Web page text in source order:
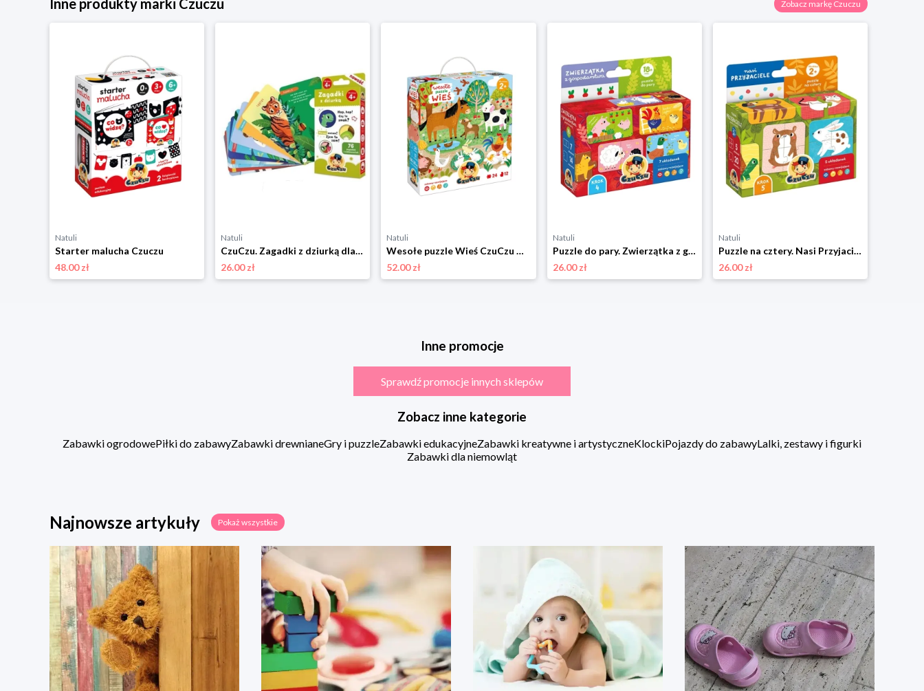
Inne produkty marki Czuczu Zobacz markę Czuczu
Natuli
Starter malucha Czuczu
48.00 zł
Natuli
CzuCzu. Zagadki z dziurką dla dzieci 4+ Czuczu
26.00 zł
Natuli
Wesołe puzzle Wieś CzuCzu Czuczu
52.00 zł
Natuli
Puzzle do pary. Zwierzątka z gospodarstwa 18m+ CzuCzu Czuczu
26.00 zł
Natuli
Puzzle na cztery. Nasi Przyjaciele 2+ CzuCzu Czuczu
26.00 zł
Inne promocje
Sprawdź promocje innych sklepów
Zobacz inne kategorie
Zabawki ogrodowePiłki do zabawyZabawki drewnianeGry i puzzleZabawki edukacyjneZabawki kreatywne i artystyczneKlockiPojazdy do zabawyLalki, zestawy i figurki
Zabawki dla niemowląt
Najnowsze artykuły Pokaż wszystkie